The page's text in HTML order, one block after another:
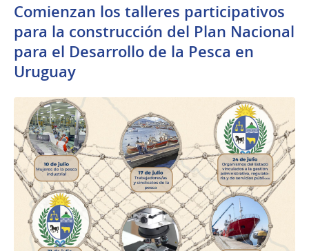
Comienzan los talleres participativos
para la construcción del Plan Nacional
para el Desarrollo de la Pesca en
Uruguay